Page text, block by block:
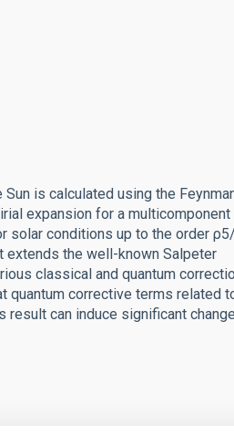
is calculated using the
expansion for a multicomponent
solar conditions up to the order
extends the well-known Salpeter
classical and quantum
quantum corrective terms related
can induce significant